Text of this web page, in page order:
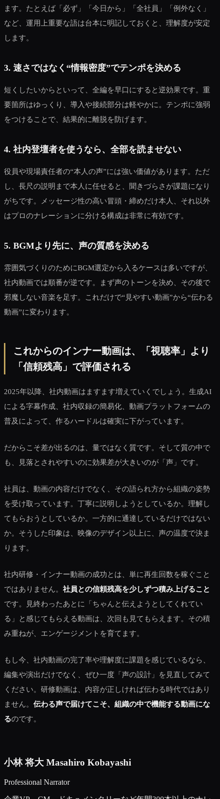
ます。たとえば「必ず」「今日から」「全社員」「例外なく」
など、運用上重要な語は台本に明記しておくと、理解度が安定
します。
3. 速さではなく“情報密度”でテンポを決める
短くしたいからといって、全編を早口にすると逆効果です。重
要箇所はゆっくり、導入や接続部分は軽やかに。テンポに強弱
をつけることで、結果的に離脱を防げます。
4. 社内登壇者を使うなら、全部を読ませない
役員や現場責任者の“本人の声”には強い価値があります。ただ
し、長尺の説明まで本人に任せると、聞きづらさが課題になり
がちです。メッセージ性の高い冒頭・締めだけ本人、それ以外
はプロのナレーションに分ける構成は非常に有効です。
5. BGMより先に、声の質感を決める
雰囲気づくりのためにBGM選定から入るケースは多いですが、
社内動画では順番が逆です。まず声のトーンを決め、その後で
邪魔しない音楽を足す。これだけで“見やすい動画”から“伝わる
動画”に変わります。
これからのインナー動画は、「視聴率」より
「信頼残高」で評価される
2025年以降、社内動画はますます増えていくでしょう。生成AI
による字幕作成、社内収録の簡易化、動画プラットフォームの
普及によって、作るハードルは確実に下がっています。
だからこそ差が出るのは、量ではなく質です。そして質の中で
も、見落とされやすいのに効果差が大きいのが「声」です。
社員は、動画の内容だけでなく、その語られ方から組織の姿勢
を受け取っています。丁寧に説明しようとしているか。理解し
てもらおうとしているか。一方的に通達しているだけではない
か。そうした印象は、映像のデザイン以上に、声の温度で決ま
ります。
社内研修・インナー動画の成功とは、単に再生回数を稼ぐこと
ではありません。 社員との信頼残高を少しずつ積み上げること
です。見終わったあとに「ちゃんと伝えようとしてくれてい
る」と感じてもらえる動画は、次回も見てもらえます。その積
み重ねが、エンゲージメントを育てます。
もし今、社内動画の完了率や理解度に課題を感じているなら、
編集や演出だけでなく、ぜひ一度「声の設計」を見直してみて
ください。研修動画は、内容が正しければ伝わる時代ではあり
ません。 伝わる声で届けてこそ、組織の中で機能する動画にな
るのです。